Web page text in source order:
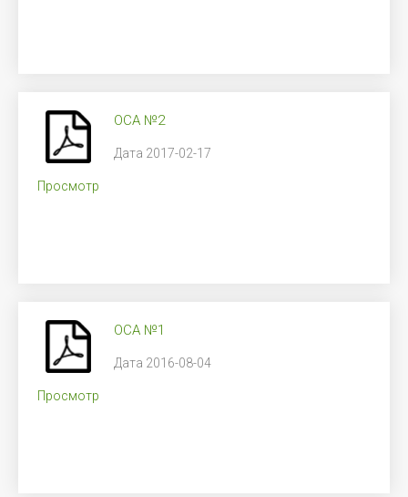
Просмотр
ОСА №2
Дата 2017-02-17
Просмотр
ОСА №1
Дата 2016-08-04